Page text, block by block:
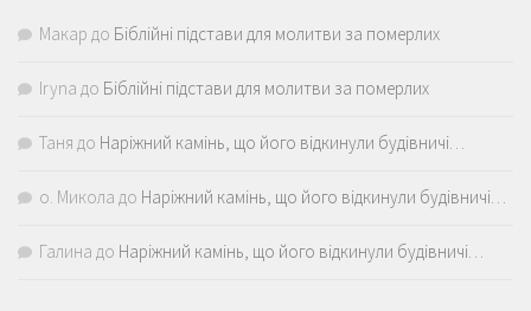
Макар до Біблійні підстави для молитви за померлих
Iryna до Біблійні підстави для молитви за померлих
Таня до Наріжний камінь, що його відкинули будівничі…
о. Микола до Наріжний камінь, що його відкинули будівничі…
Галина до Наріжний камінь, що його відкинули будівничі…